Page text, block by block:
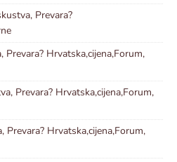
Prevara?
Prevara? Hrvatska,cijena,Forum,
Prevara? Hrvatska,cijena,Forum,
Prevara? Hrvatska,cijena,Forum,